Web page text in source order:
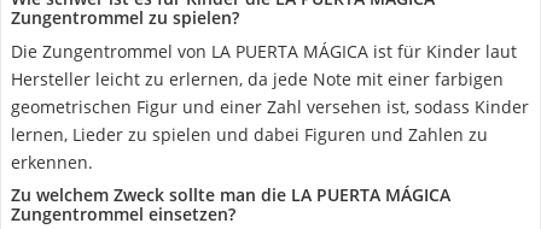
Zungentrommel zu spielen?
Die Zungentrommel von LA PUERTA MÁGICA ist für Kinder laut
Hersteller leicht zu erlernen, da jede Note mit einer farbigen
geometrischen Figur und einer Zahl versehen ist, sodass Kinder
lernen, Lieder zu spielen und dabei Figuren und Zahlen zu
erkennen.
Zu welchem Zweck sollte man die LA PUERTA MÁGICA
Zungentrommel einsetzen?